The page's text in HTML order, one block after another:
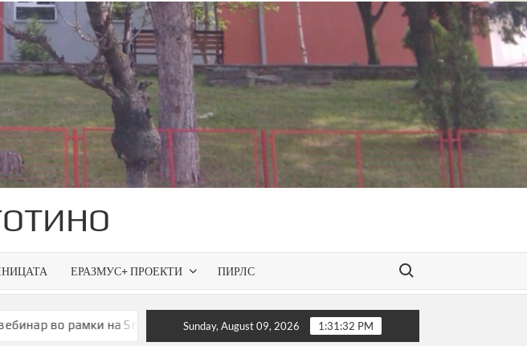
ЕРАЗМУС+ ПРОЕКТИ ПИРЛС
Search for:
на Smart Green Spaces – презентирана одобрената програма за слободниот
Sunday, August 09, 2026 1:31:33 PM